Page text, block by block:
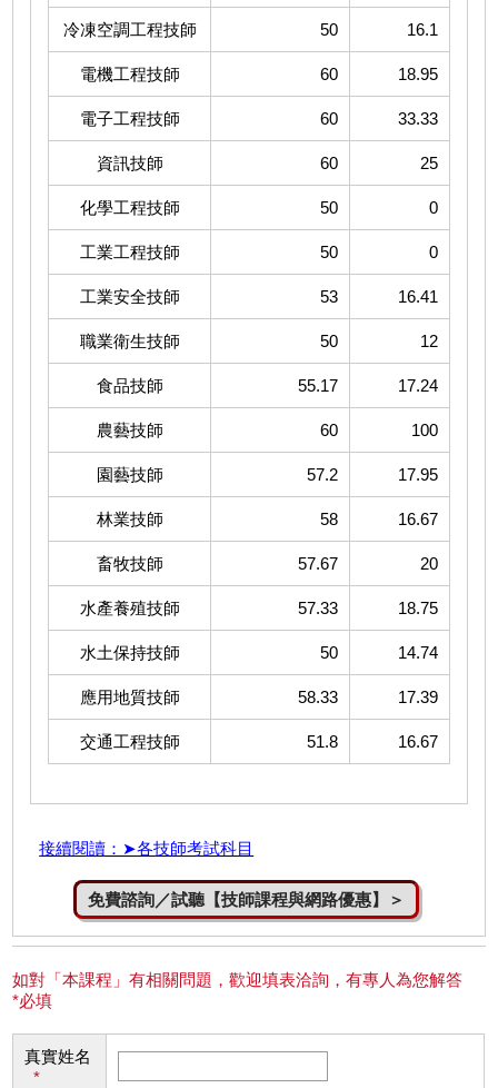
冷凍空調工程技師 50 16.1
電機工程技師 60 18.95
電子工程技師 60 33.33
資訊技師 60 25
化學工程技師 50 0
工業工程技師 50 0
工業安全技師 53 16.41
職業衛生技師 50 12
食品技師 55.17 17.24
農藝技師 60 100
園藝技師 57.2 17.95
林業技師 58 16.67
畜牧技師 57.67 20
水產養殖技師 57.33 18.75
水土保持技師 50 14.74
應用地質技師 58.33 17.39
交通工程技師 51.8 16.67
接續閱讀：➤各技師考試科目
免費諮詢／試聽【技師課程與網路優惠】＞
如對「本課程」有相關問題，歡迎填表洽詢，有專人為您解答
*必填
真實姓名
*